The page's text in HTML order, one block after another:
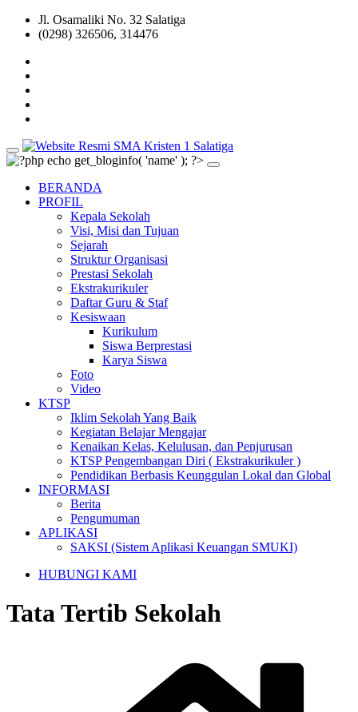
Jl. Osamaliki No. 32 Salatiga
(0298) 326506, 314476
BERANDA
PROFIL
Kepala Sekolah
Visi, Misi dan Tujuan
Sejarah
Struktur Organisasi
Prestasi Sekolah
Ekstrakurikuler
Daftar Guru & Staf
Kesiswaan
Kurikulum
Siswa Berprestasi
Karya Siswa
Foto
Video
KTSP
Iklim Sekolah Yang Baik
Kegiatan Belajar Mengajar
Kenaikan Kelas, Kelulusan, dan Penjurusan
KTSP Pengembangan Diri ( Ekstrakurikuler )
Pendidikan Berbasis Keunggulan Lokal dan Global
INFORMASI
Berita
Pengumuman
APLIKASI
SAKSI (Sistem Aplikasi Keuangan SMUKI)
HUBUNGI KAMI
Tata Tertib Sekolah